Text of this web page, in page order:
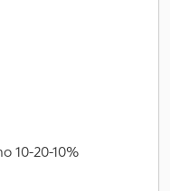
10-20-10%